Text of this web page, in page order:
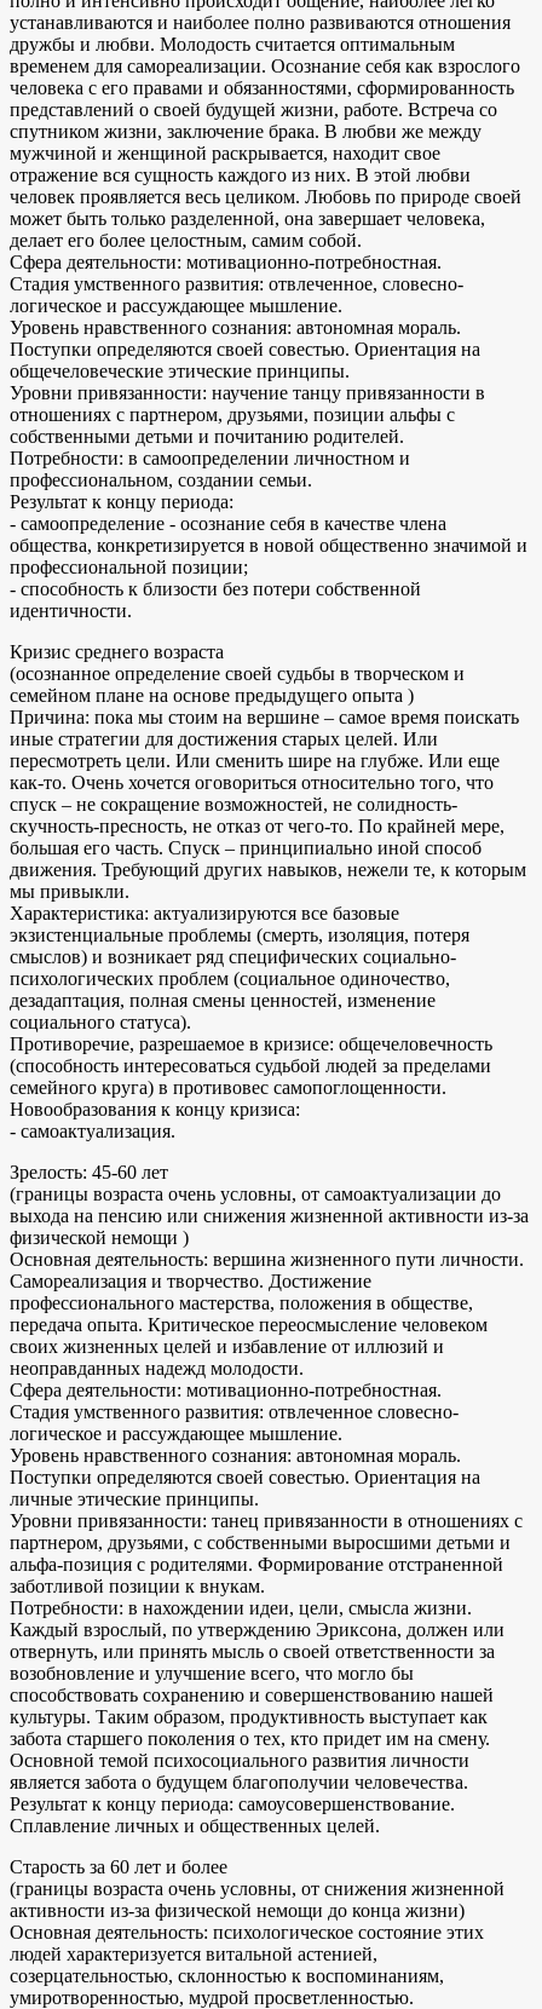
устанавливаются и наиболее полно развиваются отношения
дружбы и любви. Молодость считается оптимальным
временем для самореализации. Осознание себя как взрослого
человека с его правами и обязанностями, сформированность
представлений о своей будущей жизни, работе. Встреча со
спутником жизни, заключение брака. В любви же между
мужчиной и женщиной раскрывается, находит свое
отражение вся сущность каждого из них. В этой любви
человек проявляется весь целиком. Любовь по природе своей
может быть только разделенной, она завершает человека,
делает его более целостным, самим собой.
Сфера деятельности: мотивационно-потребностная.
Стадия умственного развития: отвлеченное, словесно-
логическое и рассуждающее мышление.
Уровень нравственного сознания: автономная мораль.
Поступки определяются своей совестью. Ориентация на
общечеловеческие этические принципы.
Уровни привязанности: научение танцу привязанности в
отношениях с партнером, друзьями, позиции альфы с
собственными детьми и почитанию родителей.
Потребности: в самоопределении личностном и
профессиональном, создании семьи.
Результат к концу периода:
- самоопределение - осознание себя в качестве члена
общества, конкретизируется в новой общественно значимой и
профессиональной позиции;
- способность к близости без потери собственной
идентичности.
Кризис среднего возраста
(осознанное определение своей судьбы в творческом и
семейном плане на основе предыдущего опыта )
Причина: пока мы стоим на вершине – самое время поискать
иные стратегии для достижения старых целей. Или
пересмотреть цели. Или сменить шире на глубже. Или еще
как-то. Очень хочется оговориться относительно того, что
спуск – не сокращение возможностей, не солидность-
скучность-пресность, не отказ от чего-то. По крайней мере,
большая его часть. Спуск – принципиально иной способ
движения. Требующий других навыков, нежели те, к которым
мы привыкли.
Характеристика: актуализируются все базовые
экзистенциальные проблемы (смерть, изоляция, потеря
смыслов) и возникает ряд специфических социально-
психологических проблем (социальное одиночество,
дезадаптация, полная смены ценностей, изменение
социального статуса).
Противоречие, разрешаемое в кризисе: общечеловечность
(способность интересоваться судьбой людей за пределами
семейного круга) в противовес самопоглощенности.
Новообразования к концу кризиса:
- самоактуализация.
Зрелость: 45-60 лет
(границы возраста очень условны, от самоактуализации до
выхода на пенсию или снижения жизненной активности из-за
физической немощи )
Основная деятельность: вершина жизненного пути личности.
Самореализация и творчество. Достижение
профессионального мастерства, положения в обществе,
передача опыта. Критическое переосмысление человеком
своих жизненных целей и избавление от иллюзий и
неоправданных надежд молодости.
Сфера деятельности: мотивационно-потребностная.
Стадия умственного развития: отвлеченное словесно-
логическое и рассуждающее мышление.
Уровень нравственного сознания: автономная мораль.
Поступки определяются своей совестью. Ориентация на
личные этические принципы.
Уровни привязанности: танец привязанности в отношениях с
партнером, друзьями, с собственными выросшими детьми и
альфа-позиция с родителями. Формирование отстраненной
заботливой позиции к внукам.
Потребности: в нахождении идеи, цели, смысла жизни.
Каждый взрослый, по утверждению Эриксона, должен или
отвернуть, или принять мысль о своей ответственности за
возобновление и улучшение всего, что могло бы
способствовать сохранению и совершенствованию нашей
культуры. Таким образом, продуктивность выступает как
забота старшего поколения о тех, кто придет им на смену.
Основной темой психосоциального развития личности
является забота о будущем благополучии человечества.
Результат к концу периода: самоусовершенствование.
Сплавление личных и общественных целей.
Старость за 60 лет и более
(границы возраста очень условны, от снижения жизненной
активности из-за физической немощи до конца жизни)
Основная деятельность: психологическое состояние этих
людей характеризуется витальной астенией,
созерцательностью, склонностью к воспоминаниям,
умиротворенностью, мудрой просветленностью.